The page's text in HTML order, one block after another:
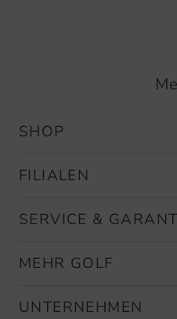
SHOP
FILIALEN
SERVICE &
MEHR GOLF
UNTERNEHMEN